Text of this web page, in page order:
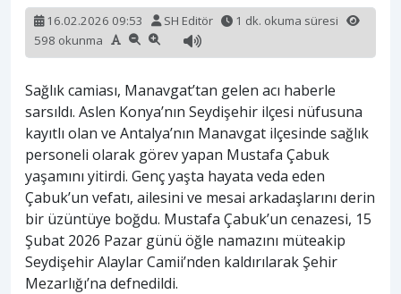
16.02.2026 09:53 SH Editör
1 dk. okuma süresi
598 okunma
Sağlık camiası, Manavgat’tan gelen acı haberle
sarsıldı. Aslen Konya’nın Seydişehir ilçesi nüfusuna
kayıtlı olan ve Antalya’nın Manavgat ilçesinde sağlık
personeli olarak görev yapan Mustafa Çabuk
yaşamını yitirdi. Genç yaşta hayata veda eden
Çabuk’un vefatı, ailesini ve mesai arkadaşlarını derin
bir üzüntüye boğdu. Mustafa Çabuk’un cenazesi, 15
Şubat 2026 Pazar günü öğle namazını müteakip
Seydişehir Alaylar Camii’nden kaldırılarak Şehir
Mezarlığı’na defnedildi.